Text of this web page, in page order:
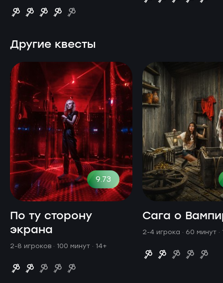
Другие квесты
9.73
По ту сторону
экрана
2-8 игроков · 100 минут · 14+
Сага о
2-4 игрока · 60 минут